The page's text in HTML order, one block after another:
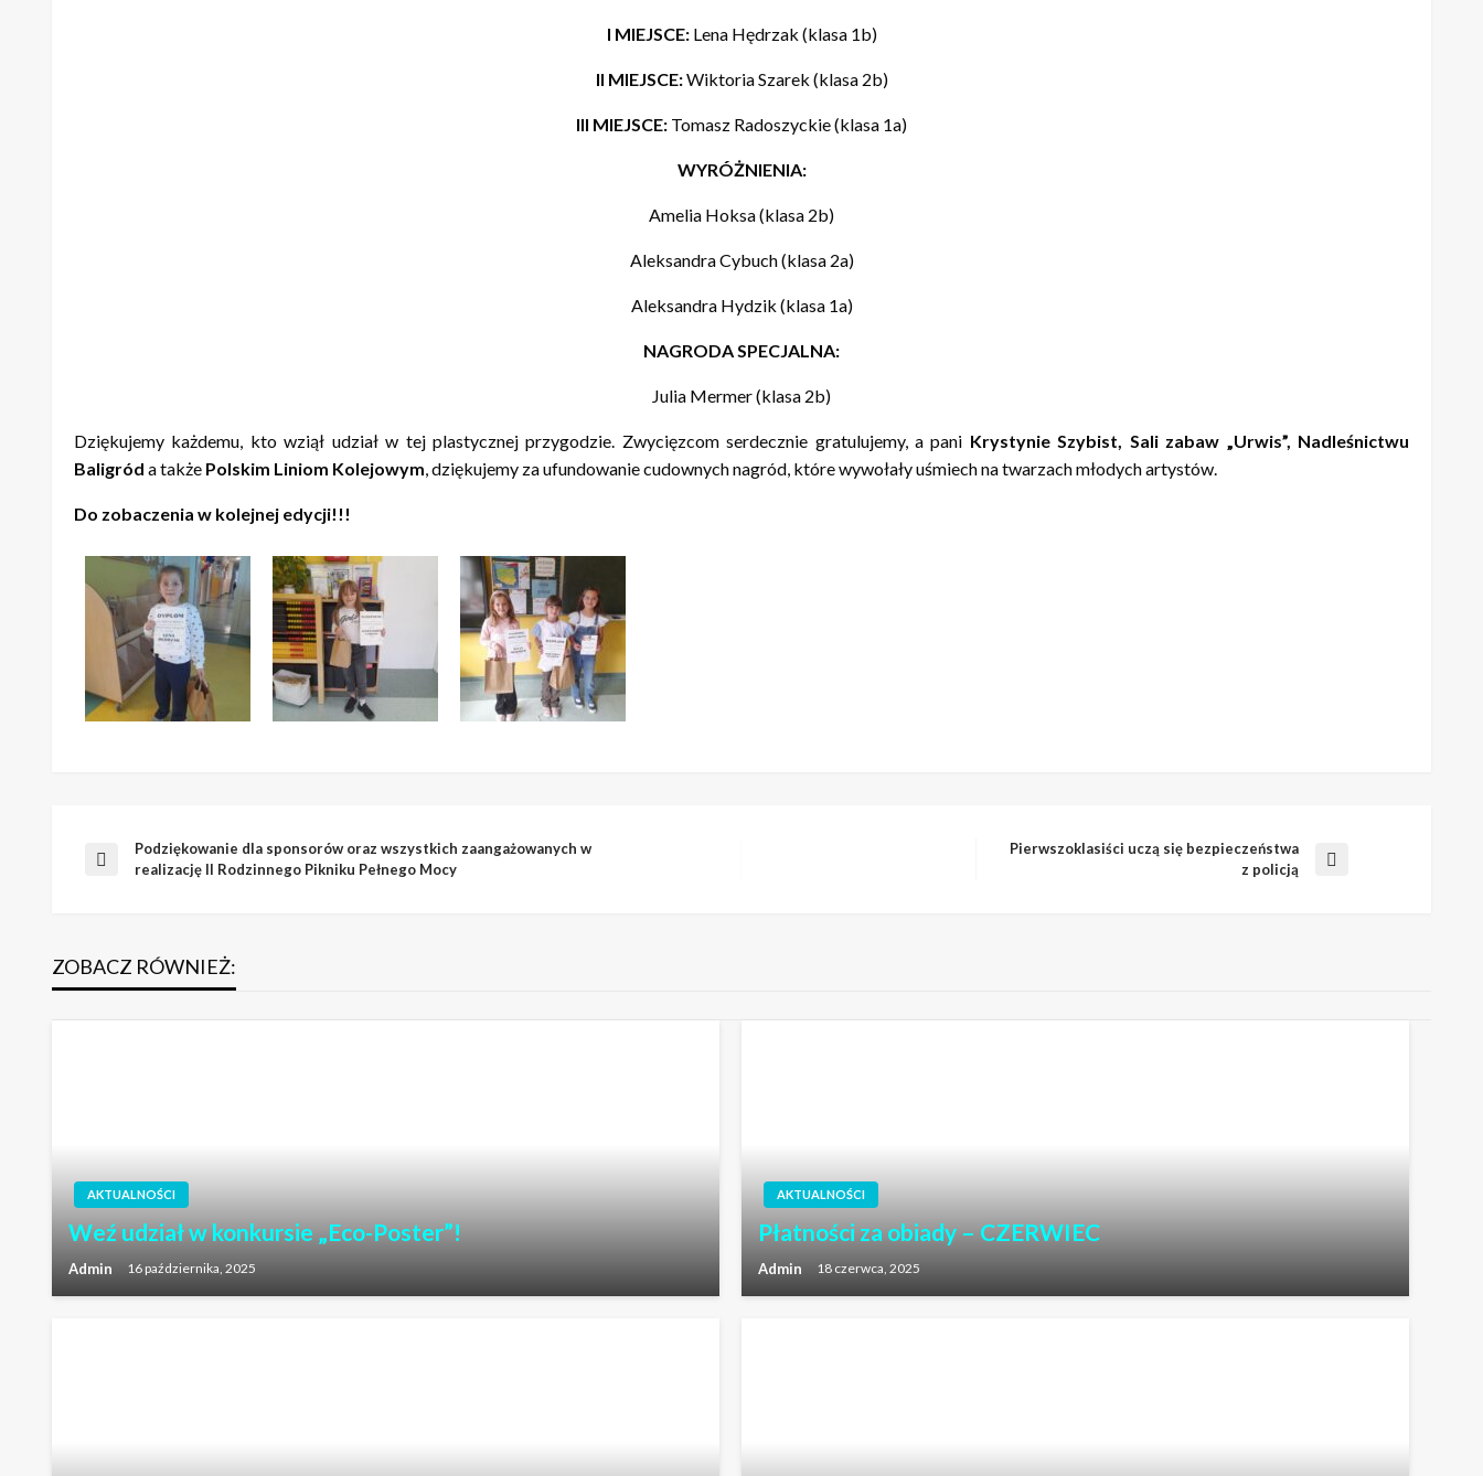
I MIEJSCE:Lena Hędrzak (klasa 1b)
II MIEJSCE:Wiktoria Szarek (klasa 2b)
III MIEJSCE: Tomasz Radoszyckie (klasa 1a)
WYRÓŻNIENIA:
Amelia Hoksa (klasa 2b)
Aleksandra Cybuch (klasa 2a)
Aleksandra Hydzik (klasa 1a)
NAGRODA SPECJALNA:
Julia Mermer (klasa 2b)
Dziękujemy każdemu, kto wziął udział w tej plastycznej przygodzie. Zwycięzcom serdecznie gratulujemy, a pani Krystynie Szybist, Sali zabaw „Urwis”, Nadleśnictwu
Baligród a także Polskim Liniom Kolejowym, dziękujemy za ufundowanie cudownych nagród, które wywołały uśmiech na twarzach młodych artystów.
Do zobaczenia w kolejnej edycji!!!
Nawigacja
Poprzedni
Podziękowanie dla sponsorów oraz wszystkich zaangażowanych w
realizację II Rodzinnego Pikniku Pełnego Mocy
Pierwszoklasiści uczą się bezpieczeństwa
z policją
ZOBACZ RÓWNIEŻ:
AKTUALNOŚCI
Weź udział w konkursie „Eco-Poster”!
Admin 16 października, 2025
AKTUALNOŚCI
Płatności za obiady – CZERWIEC
Admin 18 czerwca, 2025